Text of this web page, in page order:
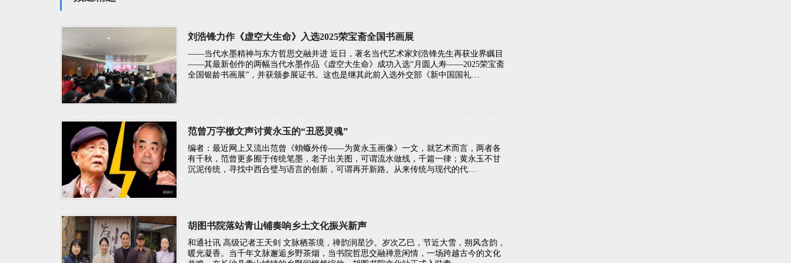
刘浩锋力作《虚空大生命》入选2025荣宝斋全国书画展
——当代水墨精神与东方哲思交融并进 近日，著名当代艺术家刘浩锋先生再获业界瞩目
——其最新创作的两幅当代水墨作品《虚空大生命》成功入选“月圆人寿——2025荣宝斋
全国银龄书画展”，并获颁参展证书。这也是继其此前入选外交部《新中国国礼…
范曾万字檄文声讨黄永玉的“丑恶灵魂”
编者：最近网上又流出范曾《蝜蝂外传——为黄永玉画像》一文，就艺术而言，两者各
有千秋，范曾更多囿于传统笔墨，老子出关图，可谓流水做线，千篇一律；黄永玉不甘
沉泥传统，寻找中西合璧与语言的创新，可谓再开新路。从来传统与现代的代…
胡图书院落站青山铺奏响乡土文化振兴新声
和通社讯 高级记者王天剑 文脉栖茶境，禅韵润星沙。岁次乙巳，节近大雪，朔风含韵，
暖光凝香。当千年文脉邂逅乡野茶烟，当书院哲思交融禅意闲情，一场跨越古今的文化